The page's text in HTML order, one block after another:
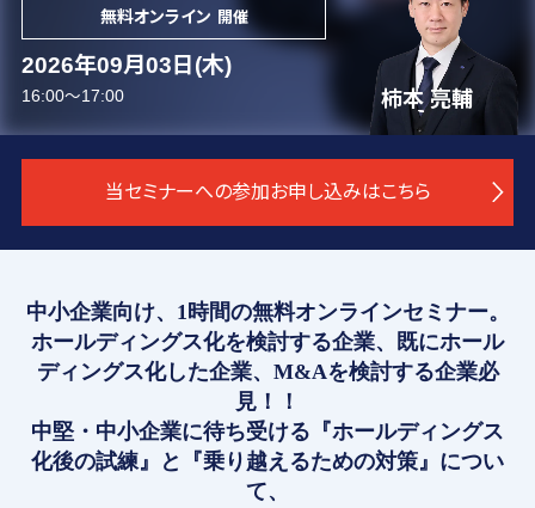
無料オンライン 開催
2026年09月03日(木)
16:00～17:00 柿本 亮輔
当セミナーへの参加お申し込みはこちら
中小企業向け、1時間の無料オンラインセミナー。
ホールディングス化を検討する企業、既にホール
ディングス化した企業、M&Aを検討する企業必
見！！
中堅・中小企業に待ち受ける『ホールディングス
化後の試練』と『乗り越えるための対策』につい
て、